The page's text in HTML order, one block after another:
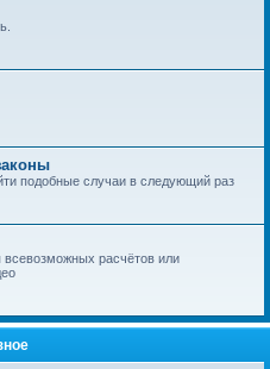
подобные случаи в следующий раз
всевозможных расчётов или